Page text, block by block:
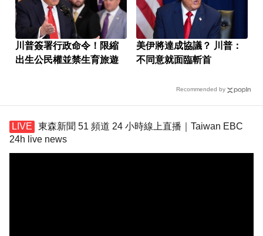
川普簽署行政命令！限縮
出生公民權並禁生育旅遊
美伊將達成協議？ 川普：
不同意就面臨斬首
Recommended by
東森新聞 51 頻道 24 小時線上直播｜Taiwan EBC
24h live news